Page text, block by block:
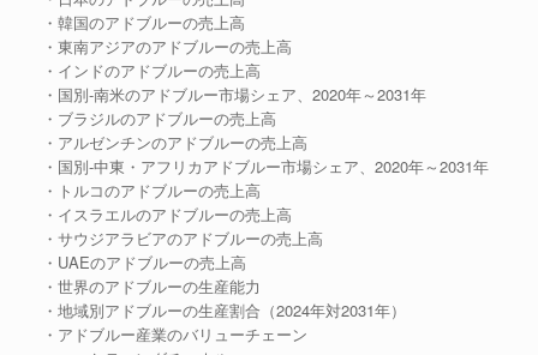
・韓国のアドブルーの売上高
・東南アジアのアドブルーの売上高
・インドのアドブルーの売上高
・国別-南米のアドブルー市場シェア、2020年～2031年
・ブラジルのアドブルーの売上高
・アルゼンチンのアドブルーの売上高
・国別-中東・アフリカアドブルー市場シェア、2020年～2031年
・トルコのアドブルーの売上高
・イスラエルのアドブルーの売上高
・サウジアラビアのアドブルーの売上高
・UAEのアドブルーの売上高
・世界のアドブルーの生産能力
・地域別アドブルーの生産割合（2024年対2031年）
・アドブルー産業のバリューチェーン